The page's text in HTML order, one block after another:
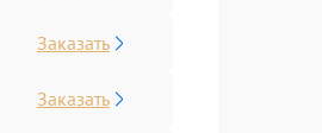
Заказать
Заказать